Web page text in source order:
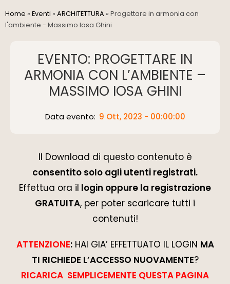
Home » Eventi » ARCHITETTURA » Progettare in armonia con
l'ambiente - Massimo Iosa Ghini
EVENTO: PROGETTARE IN
ARMONIA CON L’AMBIENTE –
MASSIMO IOSA GHINI
Data evento: 9 Ott, 2023 - 00:00:00
Il Download di questo contenuto è
consentito solo agli utenti registrati.
Effettua ora il login oppure la registrazione
GRATUITA, per poter scaricare tutti i
contenuti!
ATTENZIONE:HAI GIA’ EFFETTUATO IL LOGIN MA
TI RICHIEDE L’ACCESSO NUOVAMENTE?
RICARICA SEMPLICEMENTE QUESTA PAGINA